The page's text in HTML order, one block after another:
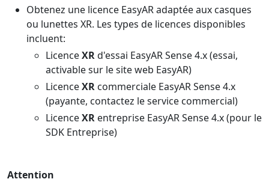
Obtenez une licence EasyAR adaptée aux casques
ou lunettes XR. Les types de licences disponibles
incluent:
LicenceXRd'essai EasyAR Sense 4.x (essai,
activable sur le site web EasyAR)
LicenceXR commerciale EasyAR Sense 4.x
(payante, contactez le service commercial)
LicenceXR entreprise EasyAR Sense 4.x (pour le
SDK Entreprise)
Attention